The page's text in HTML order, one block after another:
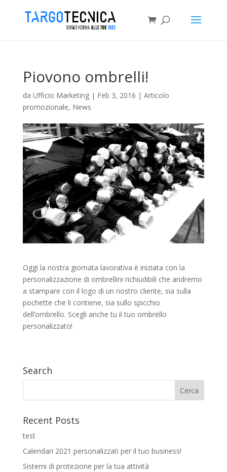
Piovono ombrelli!
da Ufficio Marketing| Feb 3, 2016 | Articolo
promozionale, News
Oggi la nostra giornata lavorativa è iniziata con la
personalizzazione di ombrellini richiudibili che andremo
a stampare con il logo di un nostro cliente, sia sulla
pochette che li contiene, sia sullo spicchio
dell’ombrello. Scegli anche tu il tuo ombrello
personalizzato!
Search
Recent Posts
test
Calendari 2021 personalizzati per il tuo business!
Sistemi di protezione per la tua attività